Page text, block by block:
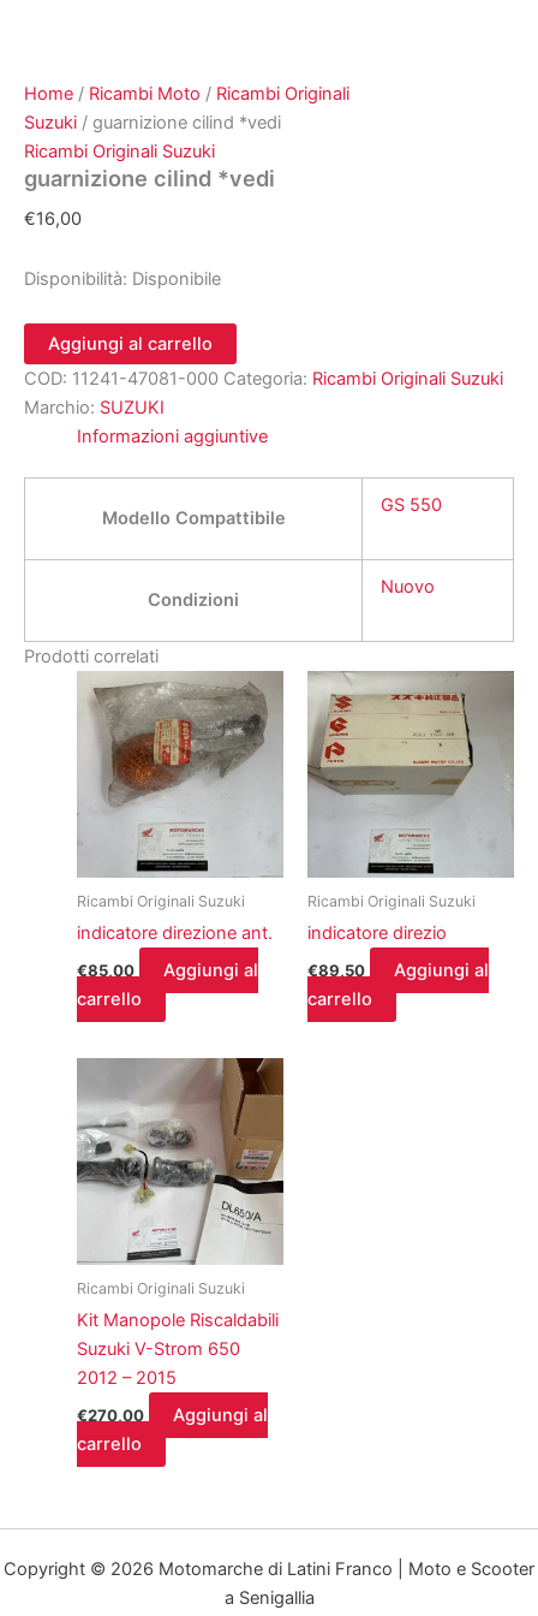
Home / Ricambi Moto / Ricambi Originali
Suzuki / guarnizione cilind *vedi
Ricambi Originali Suzuki
guarnizione cilind *vedi
€16,00
Disponibilità: Disponibile
guarnizione
cilind
*vedi
quantità
Aggiungi al carrello
COD: 11241-47081-000 Categoria: Ricambi Originali Suzuki
Marchio: SUZUKI
Informazioni aggiuntive
Modello Compattibile
GS 550
Condizioni
Nuovo
Prodotti correlati
Ricambi Originali Suzuki
indicatore direzione ant.
€85,00
Aggiungi al
carrello
Ricambi Originali Suzuki
indicatore direzio
€89,50
Aggiungi al
carrello
Ricambi Originali Suzuki
Kit Manopole Riscaldabili
Suzuki V-Strom 650
2012 – 2015
€270,00
Aggiungi al
carrello
Copyright © 2026 Motomarche di Latini Franco | Moto e Scooter
a Senigallia